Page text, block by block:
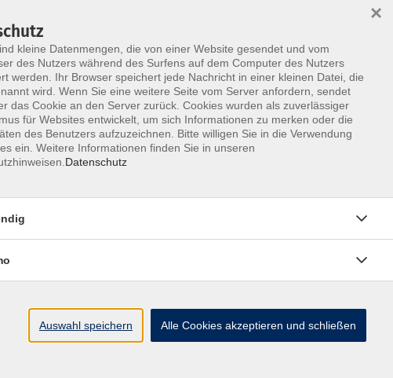
Vertrag *
MFZ LEIPZIG
kleine Datenmengen, die von einer Website gesendet und vom
des Nutzers während des Surfens auf dem Computer des Nutzers
werden. Ihr Browser speichert jede Nachricht in einer kleinen Datei, die
wird. Wenn Sie eine weitere Seite vom Server anfordern, sendet
das Cookie an den Server zurück. Cookies wurden als zuverlässiger
für Websites entwickelt, um sich Informationen zu merken oder die
des Benutzers aufzuzeichnen. Bitte willigen Sie in die Verwendung
ein. Weitere Informationen finden Sie in unseren
Datenschutz
×
Auswahl speichern Alle Cookies akzeptieren und schließen